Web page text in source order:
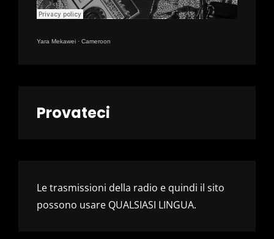
Yara Mekawei · Cameroon
Provateci
Le trasmissioni della radio e quindi il sito
possono usare QUALSIASI LINGUA.